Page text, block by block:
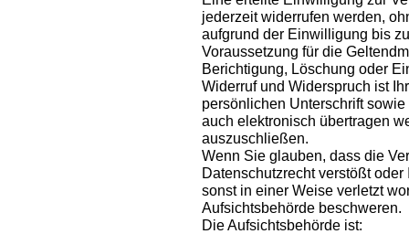
jederzeit widerrufen werden,
aufgrund der Einwilligung bis
Voraussetzung für die
Berichtigung, Löschung oder
Widerruf und Widerspruch ist
persönlichen Unterschrift
auch elektronisch übertragen
auszuschließen.
Wenn Sie glauben, dass die
Datenschutzrecht verstößt
sonst in einer Weise verletzt
Aufsichtsbehörde beschweren.
Die Aufsichtsbehörde ist: